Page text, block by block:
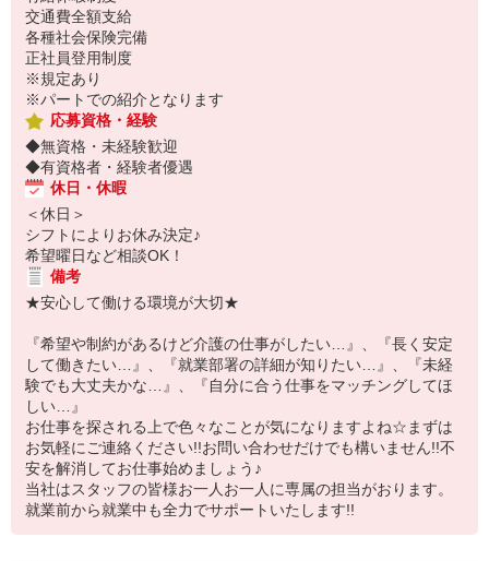
交通費全額支給
各種社会保険完備
正社員登用制度
※規定あり
※パートでの紹介となります
応募資格・経験
◆無資格・未経験歓迎
◆有資格者・経験者優遇
休日・休暇
＜休日＞
シフトによりお休み決定♪
希望曜日など相談OK！
備考
★安心して働ける環境が大切★
『希望や制約があるけど介護の仕事がしたい…』、『長く安定
して働きたい…』、『就業部署の詳細が知りたい…』、『未経
験でも大丈夫かな…』、『自分に合う仕事をマッチングしてほ
しい…』
お仕事を探される上で色々なことが気になりますよね☆まずは
お気軽にご連絡ください!!お問い合わせだけでも構いません!!不
安を解消してお仕事始めましょう♪
当社はスタッフの皆様お一人お一人に専属の担当がおります。
就業前から就業中も全力でサポートいたします!!